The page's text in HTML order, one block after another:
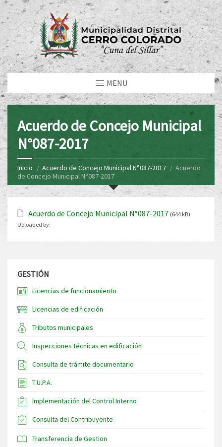
MENU
Acuerdo de Concejo Municipal
N°087-2017
Inicio Acuerdo de Concejo Municipal N°087-2017
Acuerdo
de Concejo Municipal N°087-2017
Acuerdo de Concejo Municipal N°087-2017 (644 kB)
Uploaded by:
GESTIÓN
Licencias de funcionamiento
Licencias de edificación
Tributos municipales
Inspecciones técnicas en edificación
Consulta de trámite documentario
T.U.P.A.
Implementación del Control Interno
Consulta del Contribuyente
Transferencia de Gestion